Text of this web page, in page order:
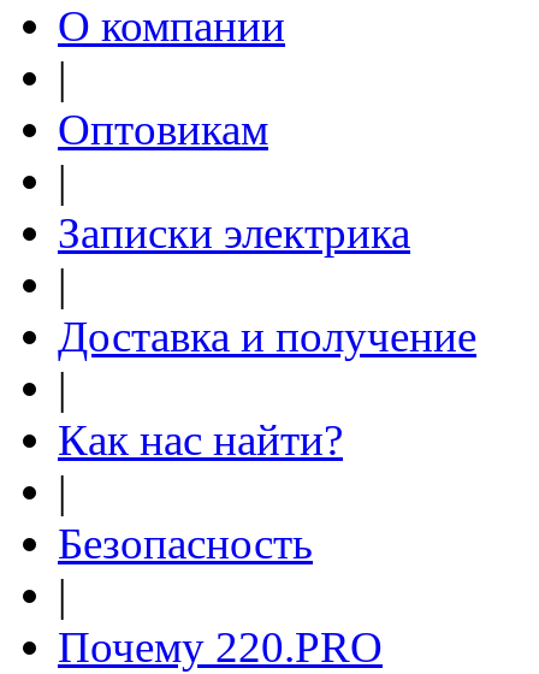
О компании
|
Оптовикам
|
Записки электрика
|
Доставка и получение
|
Как нас найти?
|
Безопасность
|
Почему 220.PRO